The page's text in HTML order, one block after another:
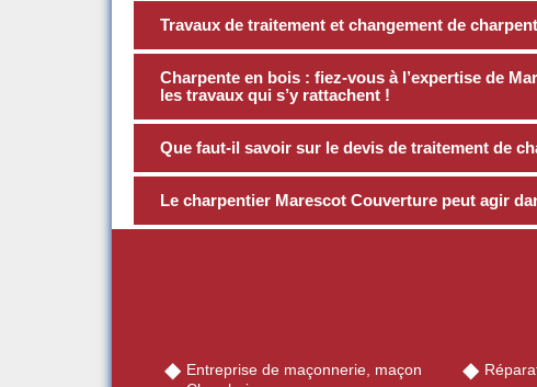
Travaux de traitement et changement de
Charpente en bois : fiez-vous à l’expertise de
les travaux qui s’y rattachent !
Que faut-il savoir sur le devis de traitement de
Le charpentier Marescot Couverture peut agir
Entreprise de maçonnerie, maçon